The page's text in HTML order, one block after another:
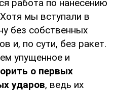
работа по нанесению
мы вступали в
без собственных
и, по сути, без ракет.
упущенное и
о первых
ударов, ведь их